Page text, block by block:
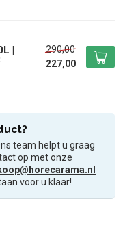
|
290,00
227,00
team helpt u graag
op met onze
voor u klaar!